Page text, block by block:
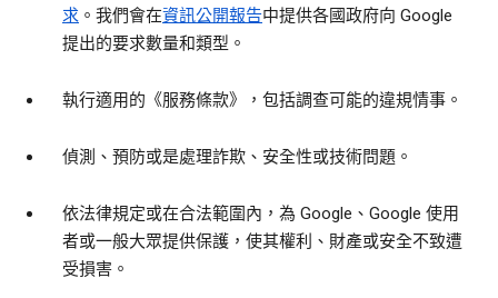
求 。我們會在資訊公開報告中提供各國政府向 Google
提出的要求數量和類型。
執行適用的《服務條款》，包括調查可能的違規情事。
偵測、預防或是處理詐欺、安全性或技術問題。
依法律規定或在合法範圍內，為 Google、Google 使用
者或一般大眾提供保護，使其權利、財產或安全不致遭
受損害。